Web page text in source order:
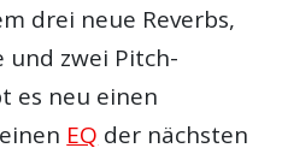
drei neue Reverbs,
und zwei Pitch-
es neu einen
EQ der nächsten